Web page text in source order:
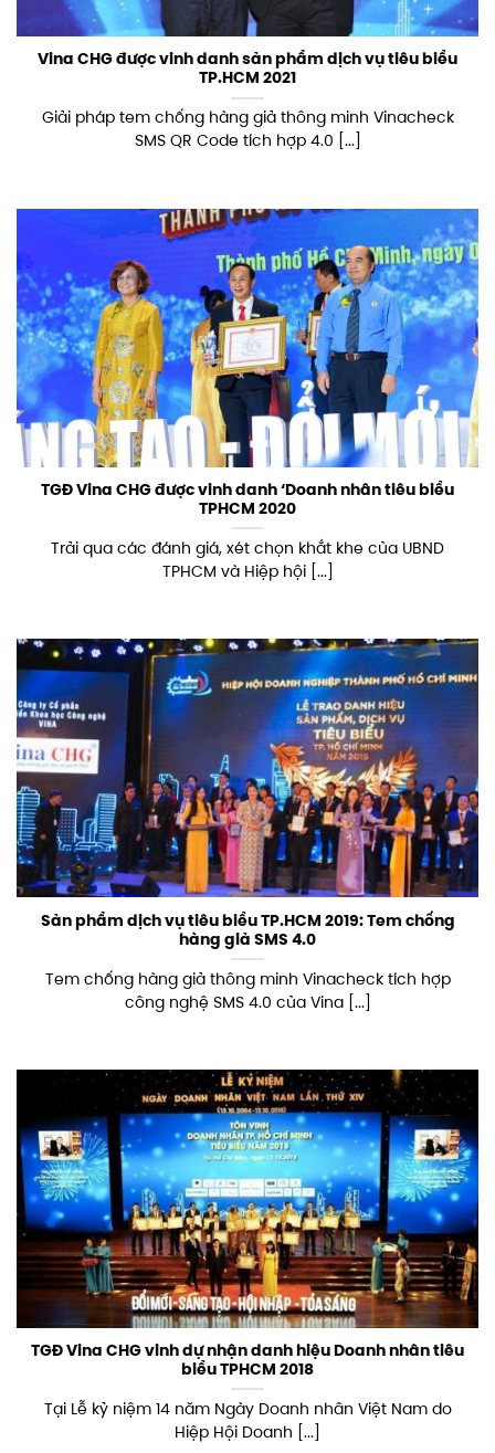
Vina CHG được vinh danh sản phẩm dịch vụ tiêu biểu
TP.HCM 2021
Giải pháp tem chống hàng giả thông minh Vinacheck
SMS QR Code tích hợp 4.0 [...]
TGĐ Vina CHG được vinh danh ‘Doanh nhân tiêu biểu
TPHCM 2020
Trải qua các đánh giá, xét chọn khắt khe của UBND
TPHCM và Hiệp hội [...]
Sản phẩm dịch vụ tiêu biểu TP.HCM 2019: Tem chống
hàng giả SMS 4.0
Tem chống hàng giả thông minh Vinacheck tích hợp
công nghệ SMS 4.0 của Vina [...]
TGĐ Vina CHG vinh dự nhận danh hiệu Doanh nhân tiêu
biểu TPHCM 2018
Tại Lễ kỷ niệm 14 năm Ngày Doanh nhân Việt Nam do
Hiệp Hội Doanh [...]